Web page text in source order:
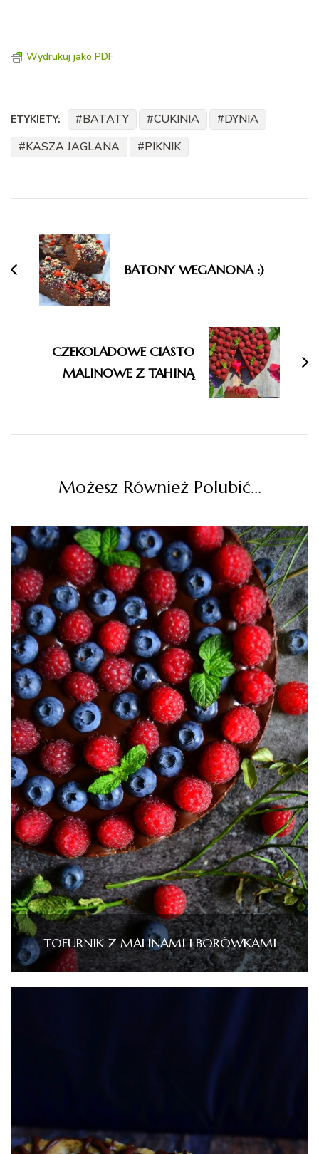
Wydrukuj jako PDF
ETYKIETY: BATATY CUKINIA
DYNIA
KASZA JAGLANA
PIKNIK
wpisu
BATONY WEGANONA :)
CZEKOLADOWE CIASTO
MALINOWE Z TAHINĄ
Możesz Również Polubić…
TOFURNIK Z MALINAMI I BORÓWKAMI